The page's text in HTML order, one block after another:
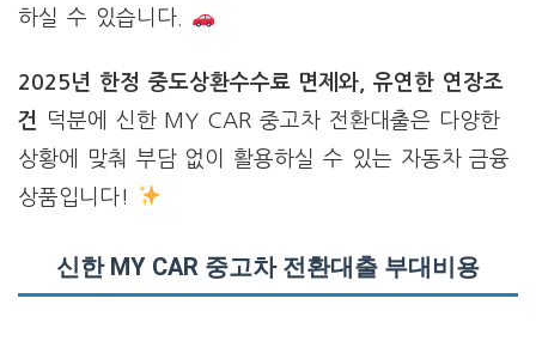
하실 수 있습니다.
2025년 한정 중도상환수수료 면제와, 유연한 연장조
건
덕분에 신한 MY CAR 중고차 전환대출은 다양한
상황에 맞춰 부담 없이 활용하실 수 있는 자동차 금융
상품입니다!
신한 MY CAR 중고차 전환대출 부대비용